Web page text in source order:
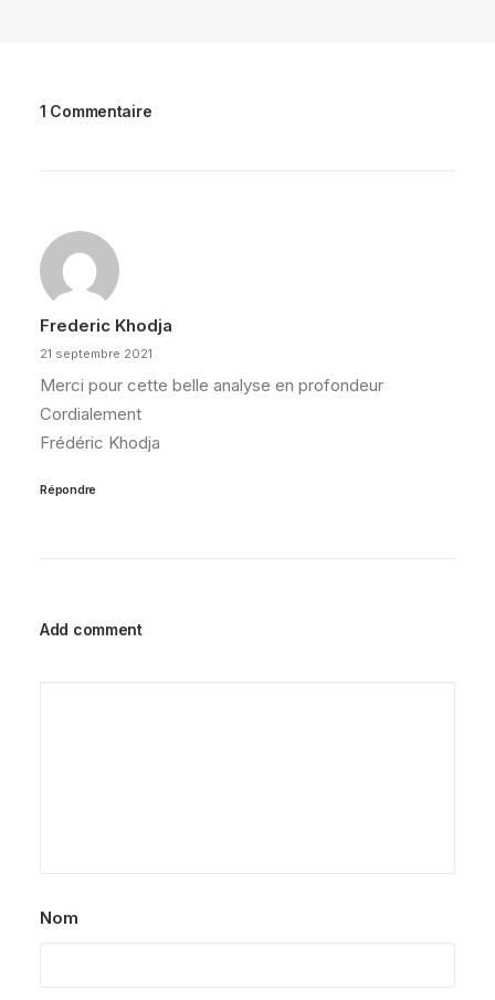
1 Commentaire
Frederic Khodja
21 septembre 2021
Merci pour cette belle analyse en profondeur
Cordialement
Frédéric Khodja
Répondre
Add comment
Nom